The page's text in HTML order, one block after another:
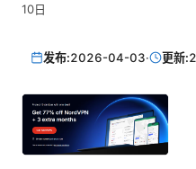
10日
发布:2026-04-03· 更新: